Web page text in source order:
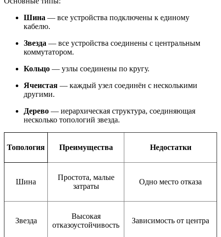
Шина — все устройства подключены к единому
кабелю.
Звезда — все устройства соединены с центральным
коммутатором.
Кольцо — узлы соединены по кругу.
Ячеистая — каждый узел соединён с несколькими
другими.
Дерево — иерархическая структура, соединяющая
несколько топологий звезда.
Топология Преимущества Недостатки
Шина
Простота, малые
затраты
Одно место отказа
Звезда
Высокая
отказоустойчивость
Зависимость от центра